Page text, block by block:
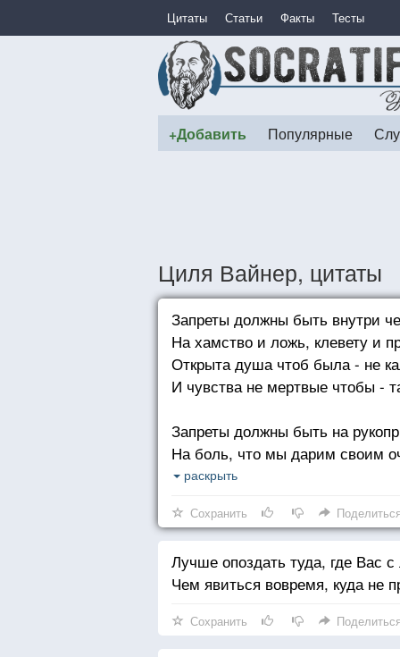
Цитаты Статьи Факты Тесты
+Добавить Популярные
Циля Вайнер, цитаты
Запреты должны быть внутри
На хамство и ложь, клевету и
Открыта душа чтоб была - не
И чувства не мертвые чтобы -
Запреты должны быть на
На боль, что мы дарим своим
Открыта душа чтоб была - лишь
Запреты должны быть на
На скрытые, скверные действа
Открыта душа чтоб была для
От злости и зависти - это
раскрыть
Сохранить Поделиться
Лучше опоздать туда, где Вас
Чем явиться вовремя, куда не
Сохранить Поделиться